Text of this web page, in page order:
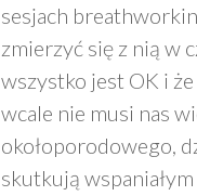
sesjach
zmierzyć się z nią w
wszystko jest OK i
wcale nie musi nas
okołoporodowego,
skutkują